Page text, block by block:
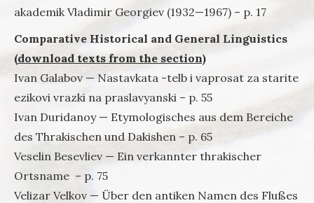
akademik Vladimir Georgiev (1932—1967) – p. 17
Comparative Historical and General Linguistics
(download texts from the section)
Ivan Galabov — Nastavkata -telb i vaprosat za starite
ezikovi vrazki na praslavyanski – p. 55
Ivan Duridanoy — Etymologisches aus dem Bereiche
des Thrakischen und Dakishen – p. 65
Veselin Besevliev — Ein verkannter thrakischer
Ortsname – p. 75
Velizar Velkov — Über den antiken Namen des Flußes